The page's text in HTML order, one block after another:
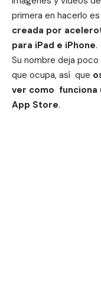
primera en hacerlo es
creada por
para iPad e iPhone.
Su nombre deja
que ocupa, así que o
ver como funciona
App Store.